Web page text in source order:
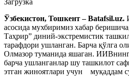
Ўзбекистон, Тошкент – Batafsil.uz.
асосида мухбиримиз хабар
Таҳрир” диний-экстремистик
тарафдори ушланган. Барча қўлга
Олмазор туманида яшаган.
барча ушланганлар шу ташкилот
этган жиноятлари учун муқаддам